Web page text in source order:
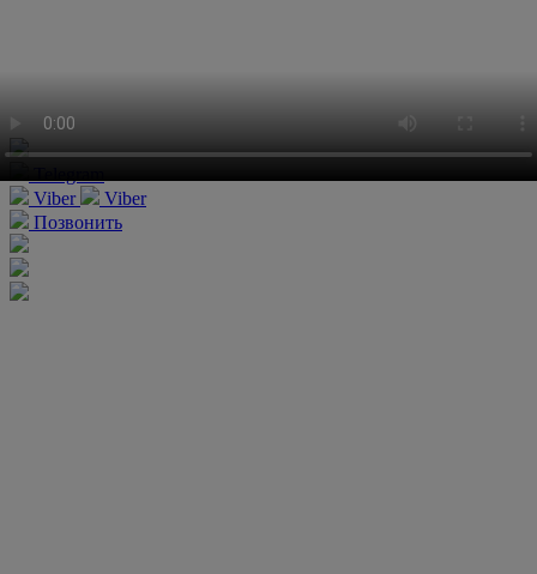
Viber
Viber
Позвонить